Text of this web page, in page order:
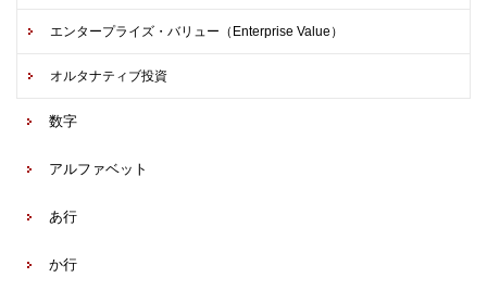
エンタープライズ・バリュー（Enterprise Value）
オルタナティブ投資
数字
アルファベット
あ行
か行